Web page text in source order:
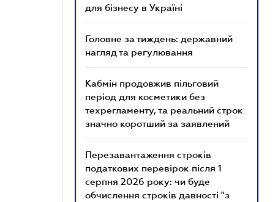
для бізнесу в Україні
Головне за тиждень: державний
нагляд та регулювання
Кабмін продовжив пільговий
період для косметики без
техрегламенту, та реальний строк
значно коротший за заявлений
Перезавантаження строків
податкових перевірок після 1
серпня 2026 року: чи буде
обчислення строків давності "з